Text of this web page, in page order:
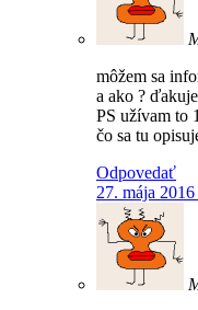
môžem sa
a ako ?
PS užívam to
čo sa tu
Odpovedať
27. mája